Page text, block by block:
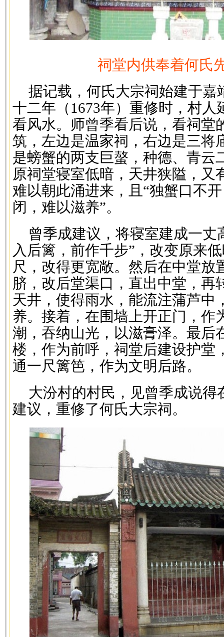
祠堂内供奉着何氏
据记载，何氏大宗祠始建于嘉
十二年（1673年）重修时，村人
看风水。师曾季看后说，看祠堂
筑，左边是温家祠，右边是三将
是螃蟹的两支巨螯，种德、青云
原祠堂寝室低暗，天井狭隘，又
难以朝此涌进来，且“独蟹口不
闭，难以滋养”。
曾季成建议，将寝室建成一丈
入后篱，前作千步”，改变原来
尺，改得更宽敞。然后在中堂放
脐，改后堂渠口，直出中堂，再
天井，使得雨水，能流注蒲芦中
养。接着，在围墙上开正门，作
潮，吞纳山光，以滋膏泽。最后
楼，作为前呼，祠堂后建设护堂
通一尺篱笆，作为文明后路。
大汾村的村民，见曾季成说得
建议，重修了何氏大宗祠。